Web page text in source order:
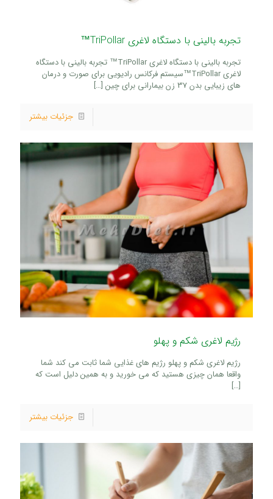
تجربه بالینی با دستگاه لاغری TriPollar™
تجربه بالینی با دستگاه لاغری TriPollar™ تجربه بالینی با دستگاه
لاغری TriPollar™سیستم فرکانس رادیویی برای صورت و درمان
های زیبایی بدن 37 زن بیمارانی برای چین
[…]
جزئیات بیشتر
رژیم لاغری شکم و پهلو
رژیم لاغری شکم و پهلو رژیم های غذایی شما ثابت می کند شما
واقعا همان چیزی هستید که می خورید و به همین دلیل است که
[…]
جزئیات بیشتر